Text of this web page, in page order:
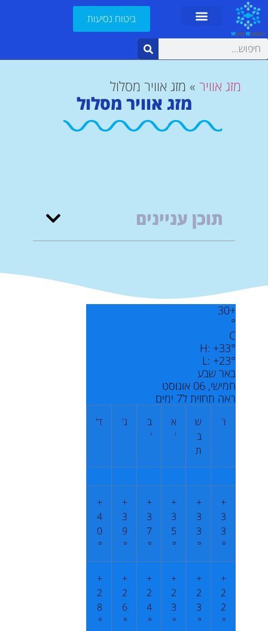
ביטוח נסיעות
מזג אוויר» מזג אוויר מסלול
מזג אוויר מסלול
תוכן עניינים
+
30
°
C
H: +33°
L: +23°
באר שבע
חמישי, 06 אוגוסט
ראה תחזית ל7 ימים
ו'
ש
ב
ת
א
'
ב
'
ג' ד'
+
3
3
°
+
3
3
°
+
3
5
°
+
3
7
°
+
3
9
°
+
4
0
°
+
2
2
°
+
2
3
°
+
2
3
°
+
2
4
°
+
2
6
°
+
2
8
°